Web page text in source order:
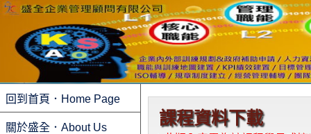
回到首頁．Home Page
關於盛全．About Us 課程資料下載